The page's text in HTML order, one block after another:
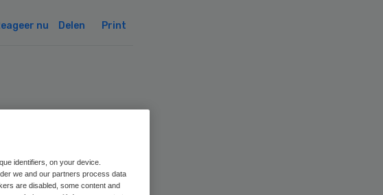
nu Delen Print
identifiers, on your device.
we and our partners process data
are disabled, some content and